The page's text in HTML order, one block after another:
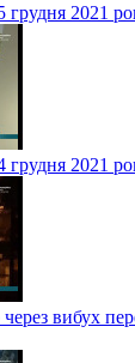
грудня 2021
грудня 2021
вибух